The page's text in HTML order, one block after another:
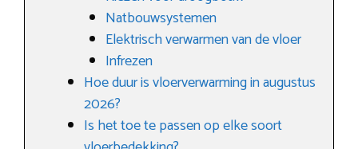
Natbouwsystemen
Elektrisch verwarmen van de vloer
Infrezen
Hoe duur is vloerverwarming in augustus
2026?
Is het toe te passen op elke soort